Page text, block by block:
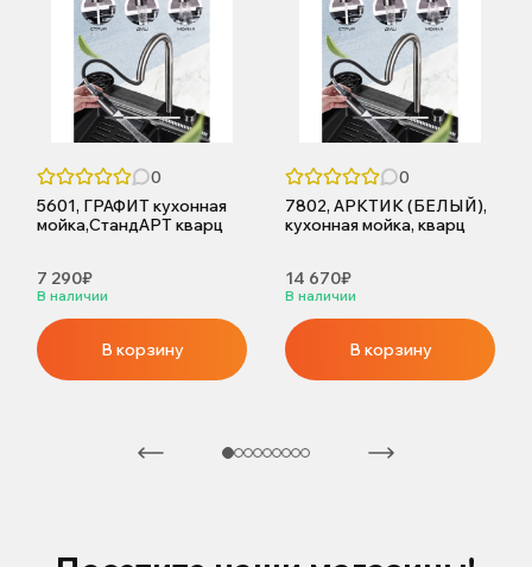
0
5601, ГРАФИТ кухонная
мойка,СтандАРТ кварц
7 290₽
В наличии
В корзину
0
7802, АРКТИК (БЕЛЫЙ),
кухонная мойка, кварц
14 670₽
В наличии
В корзину